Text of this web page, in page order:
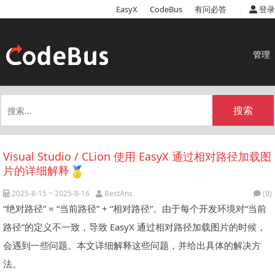
EasyX CodeBus 有问必答 登录
管理
Visual Studio / CLion 使用 EasyX 通过相对路径加载图
片的详细解释
2025-8-15 ~ 2025-8-16 BestAns (0)
“绝对路径” = “当前路径” + “相对路径”。由于每个开发环境对“当前
路径”的定义不一致，导致 EasyX 通过相对路径加载图片的时候，
会遇到一些问题。本文详细解释这些问题，并给出具体的解决方
法。
搜索